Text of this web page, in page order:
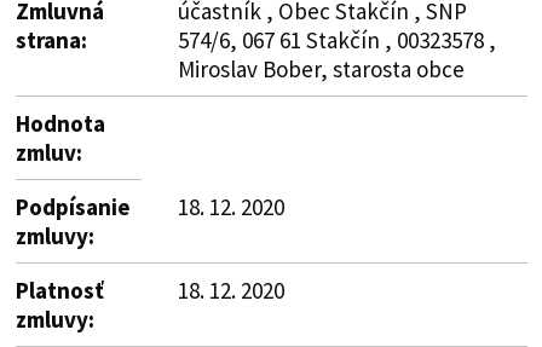
Zmluvná
strana:
účastník , Obec Stakčín , SNP
574/6, 067 61 Stakčín , 00323578 ,
Miroslav Bober, starosta obce
Hodnota
zmluv:
Podpísanie
zmluvy:
18. 12. 2020
Platnosť
zmluvy:
18. 12. 2020